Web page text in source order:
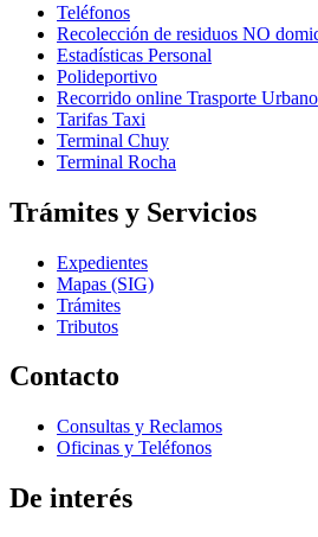
Teléfonos
Recolección de residuos NO
Estadísticas Personal
Polideportivo
Recorrido online Trasporte Urbano
Tarifas Taxi
Terminal Chuy
Terminal Rocha
Trámites y Servicios
Expedientes
Mapas (SIG)
Trámites
Tributos
Contacto
Consultas y Reclamos
Oficinas y Teléfonos
De interés